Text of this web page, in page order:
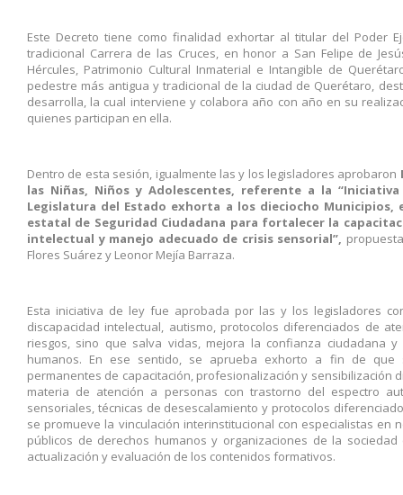
Este Decreto tiene como finalidad exhortar al titular del Poder
tradicional Carrera de las Cruces, en honor a San Felipe de
Hércules, Patrimonio Cultural Inmaterial e Intangible de
pedestre más antigua y tradicional de la ciudad de Querétaro,
desarrolla, la cual interviene y colabora año con año en su
quienes participan en ella.
Dentro de esta sesión, igualmente las y los legisladores aprobaron
las Niñas, Niños y Adolescentes, referente a la
Legislatura del Estado exhorta a los dieciocho Municipios,
estatal de Seguridad Ciudadana para fortalecer la
intelectual y manejo adecuado de crisis sensorial”,
Flores Suárez y Leonor Mejía Barraza.
Esta iniciativa de ley fue aprobada por las y los legisladores
discapacidad intelectual, autismo, protocolos diferenciados de
riesgos, sino que salva vidas, mejora la confianza ciudadana
humanos. En ese sentido, se aprueba exhorto a fin de que
permanentes de capacitación, profesionalización y sensibilización
materia de atención a personas con trastorno del espectro
sensoriales, técnicas de desescalamiento y protocolos
se promueve la vinculación interinstitucional con especialistas en
públicos de derechos humanos y organizaciones de la
actualización y evaluación de los contenidos formativos.